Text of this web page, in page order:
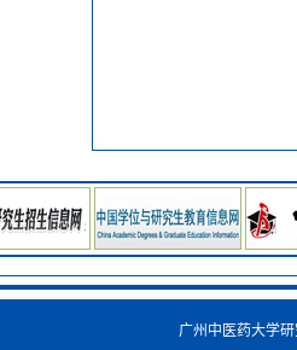
广州中医药大学